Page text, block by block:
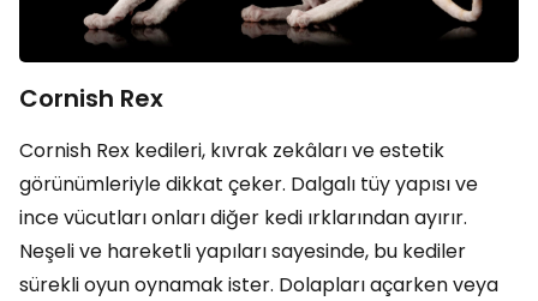
Cornish Rex
Cornish Rex kedileri, kıvrak zekâları ve estetik
görünümleriyle dikkat çeker. Dalgalı tüy yapısı ve
ince vücutları onları diğer kedi ırklarından ayırır.
Neşeli ve hareketli yapıları sayesinde, bu kediler
sürekli oyun oynamak ister. Dolapları açarken veya